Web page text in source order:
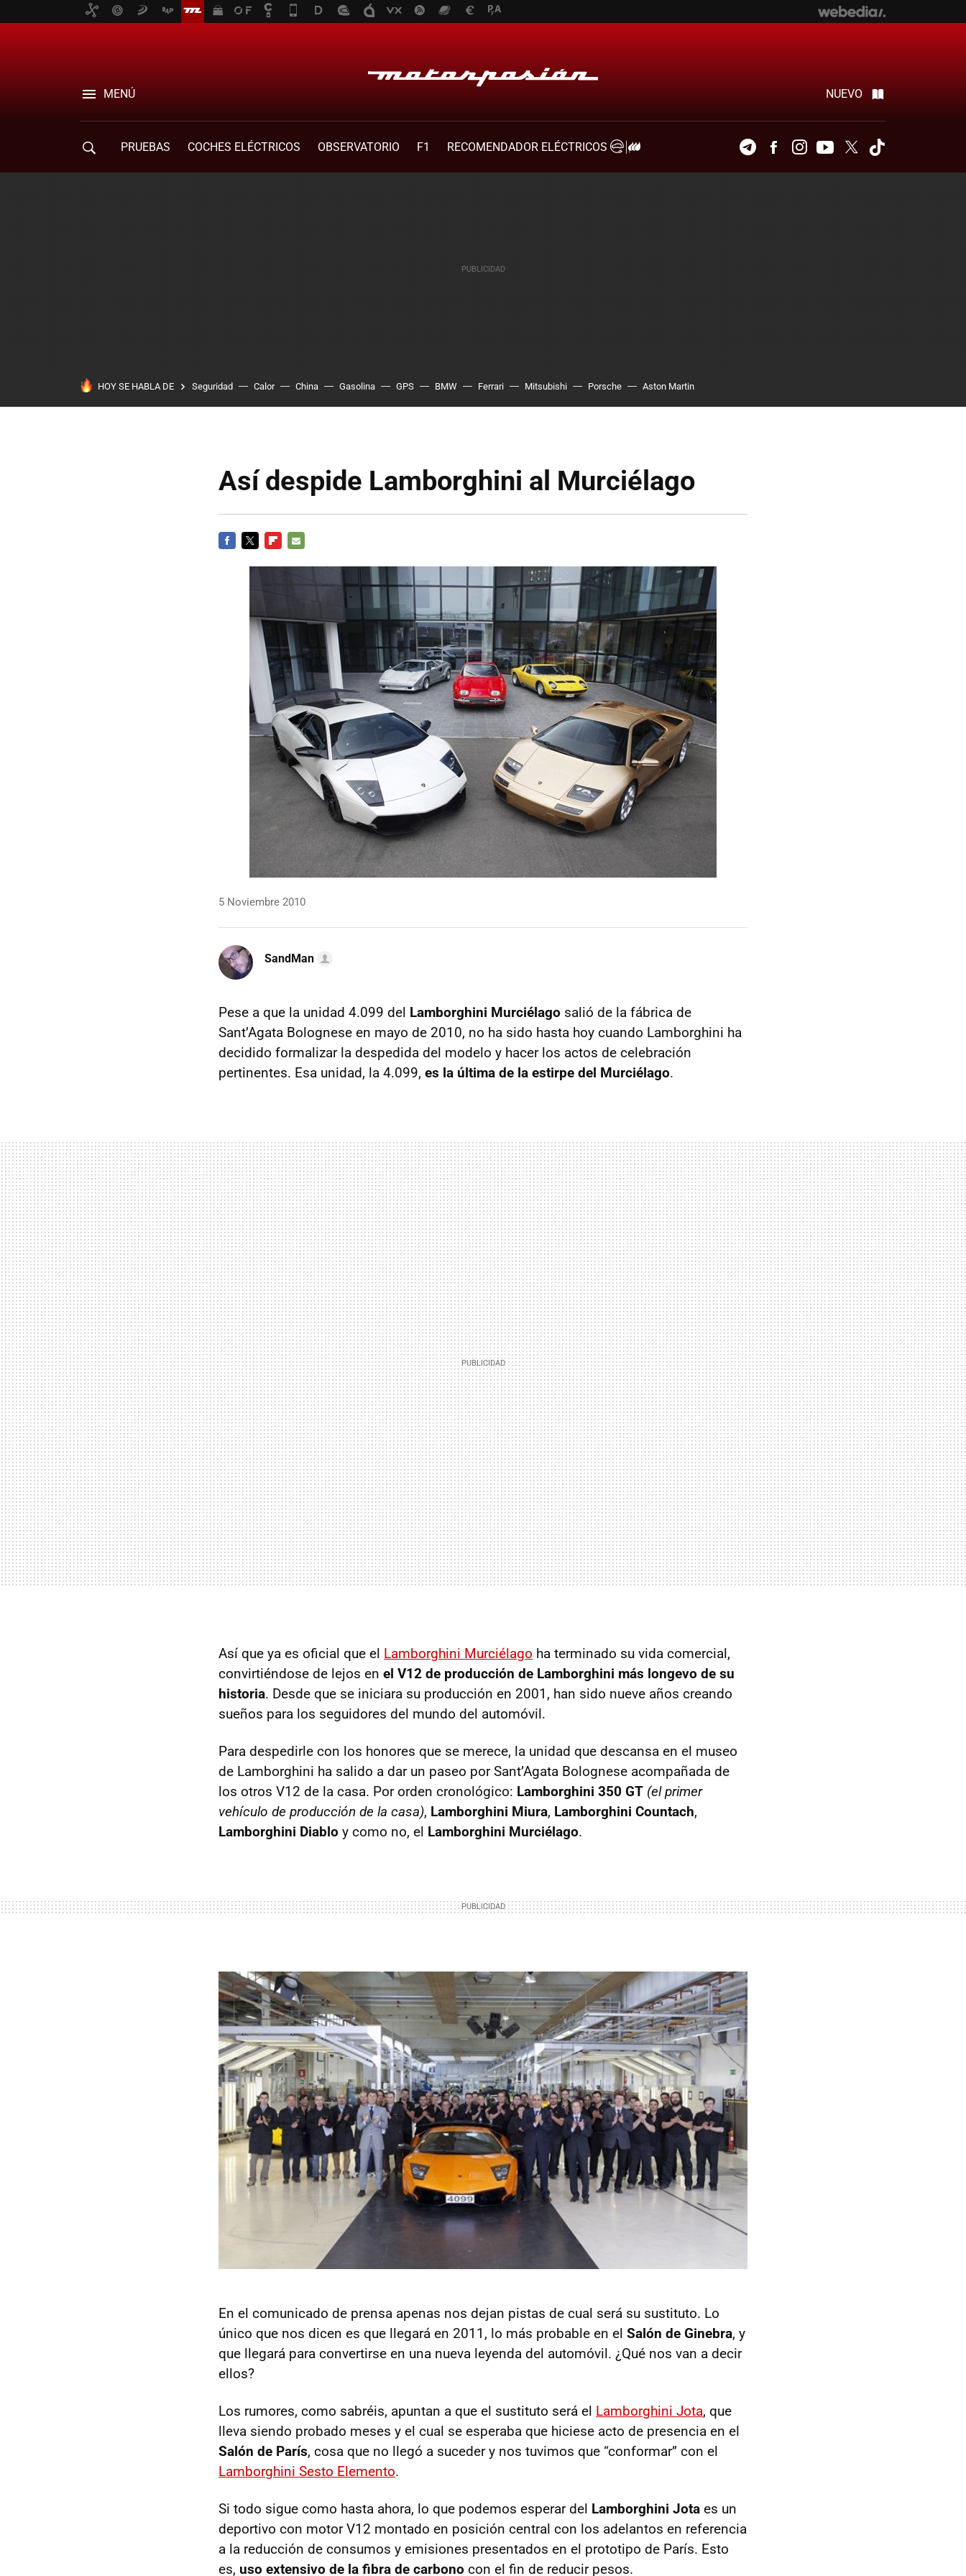
MENÚ NUEVO
PRUEBAS COCHES ELÉCTRICOS OBSERVATORIO F1
RECOMENDADOR ELÉCTRICOS
TelegramFacebookInstagramYoutubeTwitter
HOY SE HABLA DE Seguridad Calor China Gasolina GPS BMW Ferrari Mitsubishi Porsche Aston Martin
Así despide Lamborghini al Murciélago
5 Noviembre 2010
SandMan
Pese a que la unidad 4.099 del Lamborghini Murciélago salió de la fábrica de
Sant’Agata Bolognese en mayo de 2010, no ha sido hasta hoy cuando Lamborghini ha
decidido formalizar la despedida del modelo y hacer los actos de celebración
pertinentes. Esa unidad, la 4.099, es la última de la estirpe del Murciélago.
Así que ya es oficial que el Lamborghini Murciélago ha terminado su vida comercial,
convirtiéndose de lejos en el V12 de producción de Lamborghini más longevo de su
historia. Desde que se iniciara su producción en 2001, han sido nueve años creando
sueños para los seguidores del mundo del automóvil.
Para despedirle con los honores que se merece, la unidad que descansa en el museo
de Lamborghini ha salido a dar un paseo por Sant’Agata Bolognese acompañada de
los otros V12 de la casa. Por orden cronológico: Lamborghini 350 GT (el primer
vehículo de producción de la casa), Lamborghini Miura, Lamborghini Countach,
Lamborghini Diablo y como no, el Lamborghini Murciélago.
En el comunicado de prensa apenas nos dejan pistas de cual será su sustituto. Lo
único que nos dicen es que llegará en 2011, lo más probable en el Salón de Ginebra, y
que llegará para convertirse en una nueva leyenda del automóvil. ¿Qué nos van a decir
ellos?
Los rumores, como sabréis, apuntan a que el sustituto será el Lamborghini Jota, que
lleva siendo probado meses y el cual se esperaba que hiciese acto de presencia en el
Salón de París, cosa que no llegó a suceder y nos tuvimos que “conformar” con el
Lamborghini Sesto Elemento.
Si todo sigue como hasta ahora, lo que podemos esperar del Lamborghini Jota es un
deportivo con motor V12 montado en posición central con los adelantos en referencia
a la reducción de consumos y emisiones presentados en el prototipo de París. Esto
es, uso extensivo de la fibra de carbono con el fin de reducir pesos.